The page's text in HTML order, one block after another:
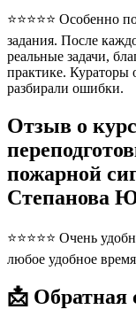
⭐⭐⭐⭐⭐ Особенно
задания. После
реальные задачи,
практике. Кураторы
разбирали ошибки.
Отзыв о
пожарной
Степанова
⭐⭐⭐⭐⭐ Очень
любое удобное
📩 Обратная